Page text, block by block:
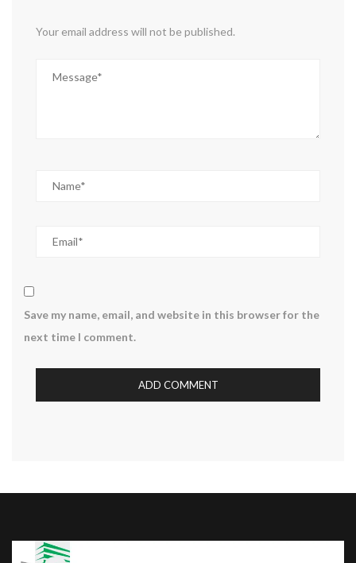
Your email address will not be published.
Save my name, email, and website in this browser for the
next time I comment.